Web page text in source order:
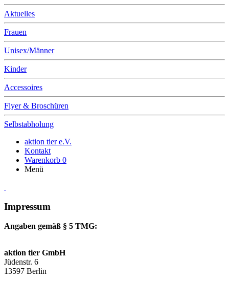
Aktuelles
Frauen
Unisex/Männer
Kinder
Accessoires
Flyer & Broschüren
Selbstabholung
aktion tier e.V.
Kontakt
Warenkorb 0
Menü
Impressum
Angaben gemäß § 5 TMG:
aktion tier GmbH
Jüdenstr. 6
13597 Berlin